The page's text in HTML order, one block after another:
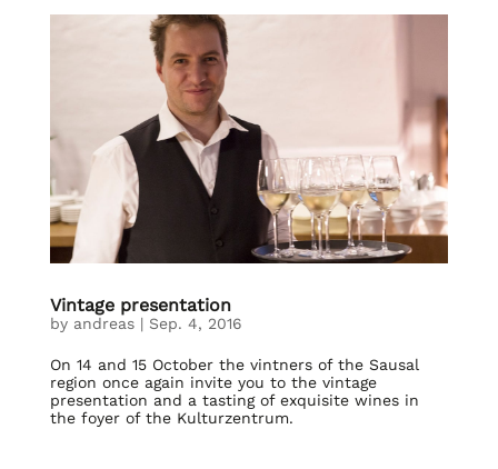
Vintage presentation
by andreas| Sep. 4, 2016
On 14 and 15 October the vintners of the Sausal
region once again invite you to the vintage
presentation and a tasting of exquisite wines in
the foyer of the Kulturzentrum.